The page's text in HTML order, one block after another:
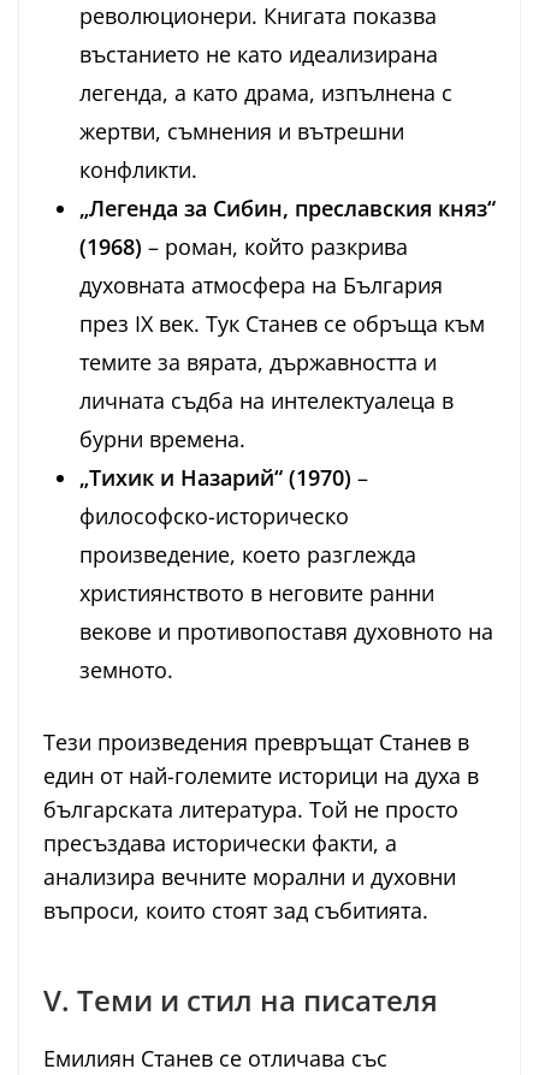
революционери. Книгата показва
въстанието не като идеализирана
легенда, а като драма, изпълнена с
жертви, съмнения и вътрешни
конфликти.
„Легенда за Сибин, преславския княз“
(1968) – роман, който разкрива
духовната атмосфера на България
през IX век. Тук Станев се обръща към
темите за вярата, държавността и
личната съдба на интелектуалеца в
бурни времена.
„Тихик и Назарий“ (1970) –
философско-историческо
произведение, което разглежда
християнството в неговите ранни
векове и противопоставя духовното на
земното.
Тези произведения превръщат Станев в
един от най-големите историци на духа в
българската литература. Той не просто
пресъздава исторически факти, а
анализира вечните морални и духовни
въпроси, които стоят зад събитията.
V. Теми и стил на писателя
Емилиян Станев се отличава със